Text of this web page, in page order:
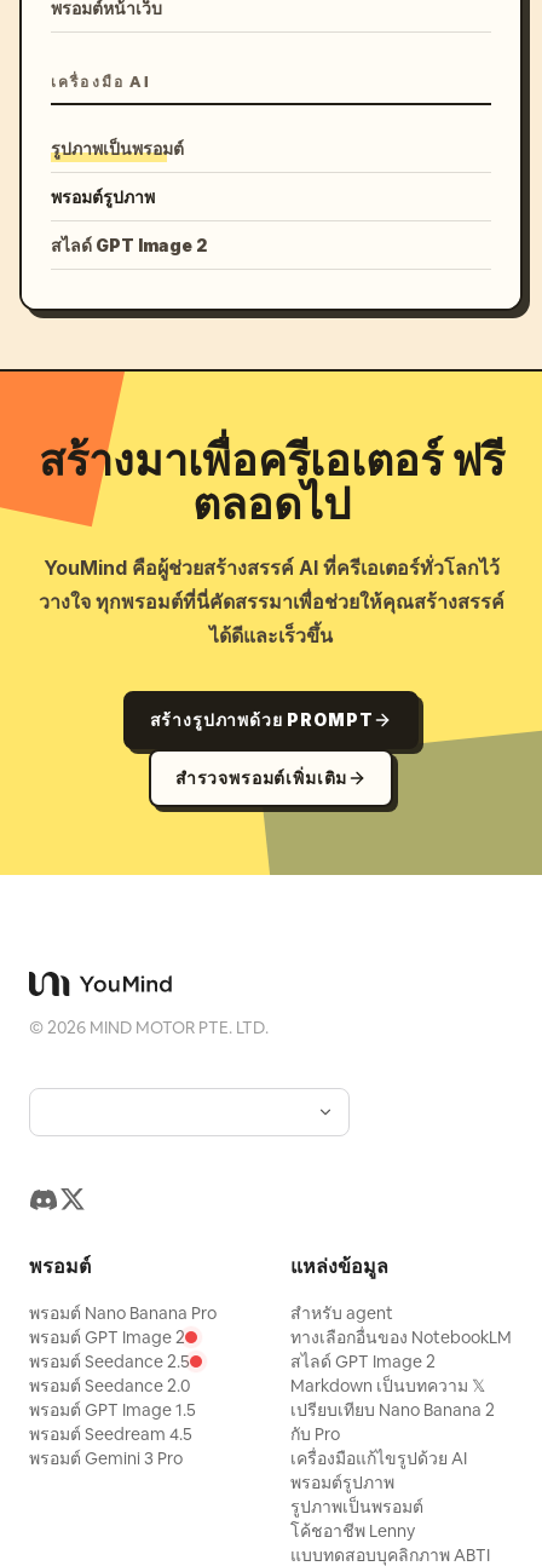
พรอมต์หน้าเว็บ
เครื่องมือ AI
รูปภาพเป็นพรอมต์
พรอมต์รูปภาพ
สไลด์ GPT Image 2
สร้างมาเพื่อครีเอเตอร์ ฟรี
ตลอดไป
YouMind คือผู้ช่วยสร้างสรรค์ AI ที่ครีเอเตอร์ทั่วโลกไว้
วางใจ ทุกพรอมต์ที่นี่คัดสรรมาเพื่อช่วยให้คุณสร้างสรรค์
ได้ดีและเร็วขึ้น
สร้างรูปภาพด้วย PROMPT
สำรวจพรอมต์เพิ่มเติม
©2026 MIND MOTOR PTE. LTD.
พรอมต์
พรอมต์ Nano Banana Pro
พรอมต์ GPT Image 2
พรอมต์ Seedance 2.5
พรอมต์ Seedance 2.0
พรอมต์ GPT Image 1.5
พรอมต์ Seedream 4.5
พรอมต์ Gemini 3 Pro
แหล่งข้อมูล
สำหรับ agent
ทางเลือกอื่นของ NotebookLM
สไลด์ GPT Image 2
Markdown เป็นบทความ 𝕏
เปรียบเทียบ Nano Banana 2
กับ Pro
เครื่องมือแก้ไขรูปด้วย AI
พรอมต์รูปภาพ
รูปภาพเป็นพรอมต์
โค้ชอาชีพ Lenny
แบบทดสอบบุคลิกภาพ ABTI